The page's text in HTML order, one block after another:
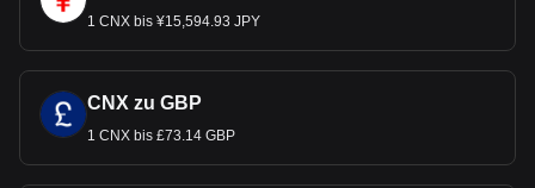
1 CNX bis ¥15,594.93 JPY
CNX zu GBP
1 CNX bis £73.14 GBP